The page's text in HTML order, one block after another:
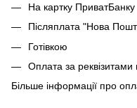
На картку ПриватБанку
Післяплата "Нова
Готівкою
Оплата за
Більше інформації про